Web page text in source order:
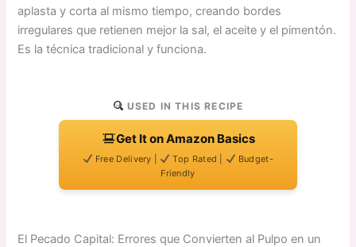
aplasta y corta al mismo tiempo, creando bordes
irregulares que retienen mejor la sal, el aceite y el pimentón.
Es la técnica tradicional y funciona.
USED IN THIS RECIPE
Get It on Amazon Basics
Free Delivery | Top Rated |
Budget-
Friendly
El Pecado Capital: Errores que Convierten al Pulpo en un